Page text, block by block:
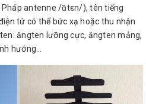
antenne /ɑ̃tεn/), tên tiếng
tử có thể bức xạ hoặc thu nhận
ăngten lưỡng cực, ăngten mảng,
hướng…